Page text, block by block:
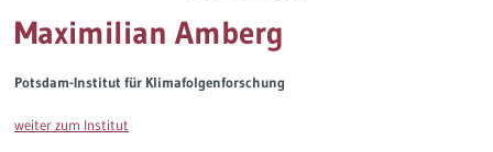
Maximilian Amberg
Potsdam-Institut für Klimafolgenforschung
weiter zum Institut